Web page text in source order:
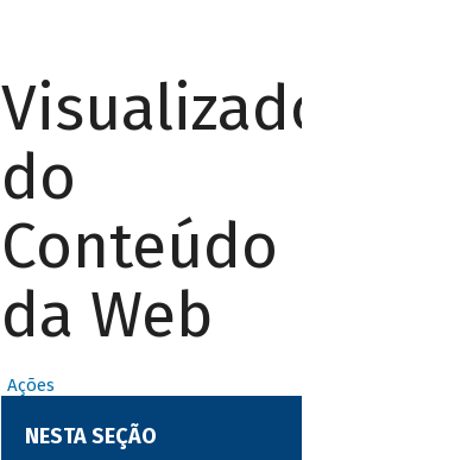
Visualizador
do
Conteúdo
da Web
Ações
NESTA SEÇÃO